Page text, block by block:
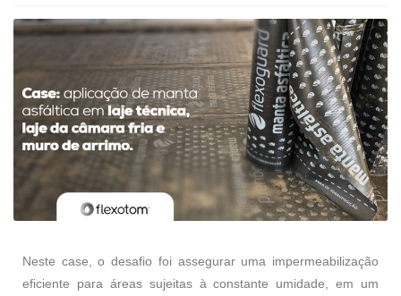
Neste case, o desafio foi assegurar uma impermeabilização
eficiente para áreas sujeitas à constante umidade, em um